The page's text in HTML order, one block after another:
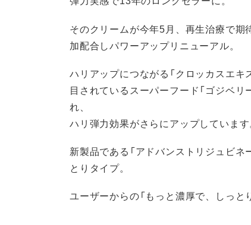
そのクリームが今年5月、再生治療で期
加配合しパワーアップリニューアル。
ハリアップにつながる「クロッカスエキ
目されているスーパーフード「ゴジベリ
れ、
ハリ弾力効果がさらにアップしています
新製品である「アドバンストリジュビ
とりタイプ。
ユーザーからの「もっと濃厚で、しっと